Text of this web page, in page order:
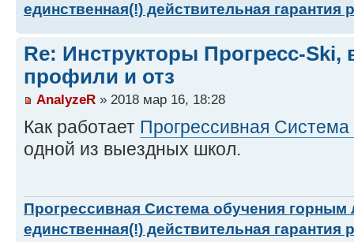
единственная(!) действительная гарантия
Re: Инструкторы Прогресс-Ski,
профили и отз
AnalyzeR » 2018 мар 16, 18:28
Как работает Прогрессивная Система
одной из выездных школ.
Прогрессивная Система обучения
единственная(!) действительная гарантия